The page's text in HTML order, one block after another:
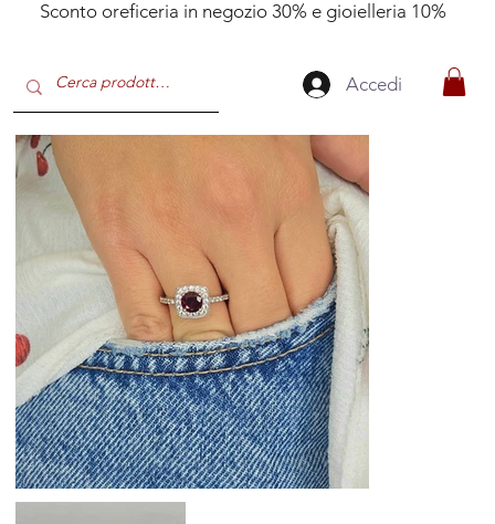
Sconto oreficeria in negozio 30% e gioielleria 10%
Accedi